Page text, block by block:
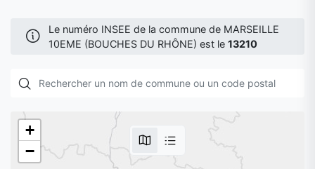
Le numéro INSEE de la commune de MARSEILLE
10EME (BOUCHES DU RHÔNE) est le 13210
+
−